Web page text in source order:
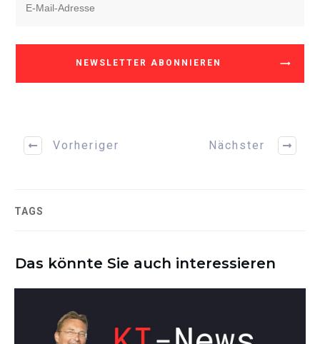
NEWSLETTER ABONNIEREN
Vorheriger Nächster
TAGS
Das könnte Sie auch interessieren